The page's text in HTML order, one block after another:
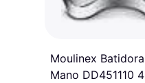
Moulinex
Mano DD451110